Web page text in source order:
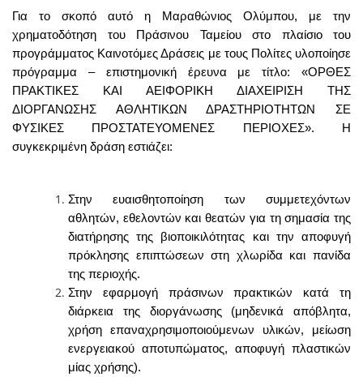
Για το σκοπό αυτό η Μαραθώνιος Ολύμπου, με την
χρηματοδότηση του Πράσινου Ταμείου στο πλαίσιο του
προγράμματος Καινοτόμες Δράσεις με τους Πολίτες υλοποίησε
πρόγραμμα – επιστημονική έρευνα με τίτλο: «ΟΡΘΕΣ
ΠΡΑΚΤΙΚΕΣ ΚΑΙ ΑΕΙΦΟΡΙΚΗ ΔΙΑΧΕΙΡΙΣΗ ΤΗΣ
ΔΙΟΡΓΑΝΩΣΗΣ ΑΘΛΗΤΙΚΩΝ ΔΡΑΣΤΗΡΙΟΤΗΤΩΝ ΣΕ
ΦΥΣΙΚΕΣ ΠΡΟΣΤΑΤΕΥΟΜΕΝΕΣ ΠΕΡΙΟΧΕΣ». Η
συγκεκριμένη δράση εστιάζει:
Στην ευαισθητοποίηση των συμμετεχόντων
αθλητών, εθελοντών και θεατών για τη σημασία της
διατήρησης της βιοποικιλότητας και την αποφυγή
πρόκλησης επιπτώσεων στη χλωρίδα και πανίδα
της περιοχής.
Στην εφαρμογή πράσινων πρακτικών κατά τη
διάρκεια της διοργάνωσης (μηδενικά απόβλητα,
χρήση επαναχρησιμοποιούμενων υλικών, μείωση
ενεργειακού αποτυπώματος, αποφυγή πλαστικών
μίας χρήσης).